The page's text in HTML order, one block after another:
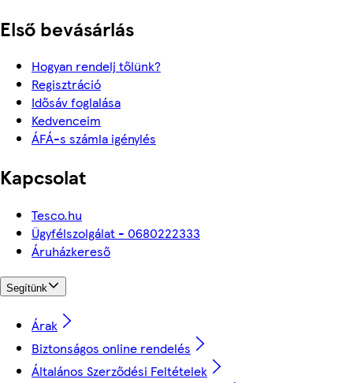
Első bevásárlás
Hogyan rendelj tőlünk?
Regisztráció
Idősáv foglalása
Kedvenceim
ÁFÁ-s számla igénylés
Kapcsolat
Tesco.hu
Ügyfélszolgálat - 0680222333
Áruházkereső
Segítünk
Árak
Biztonságos online rendelés
Általános Szerződési Feltételek